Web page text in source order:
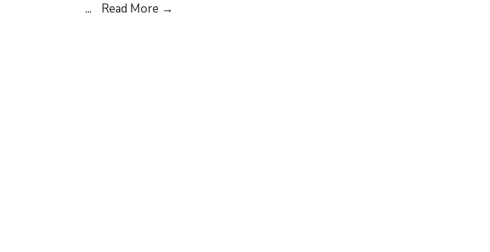
... Read More →